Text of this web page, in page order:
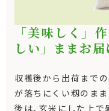
「美味しく」
しい」ままお
収穫後から出荷まで
が落ちにくい籾のま
後は、玄米にした上